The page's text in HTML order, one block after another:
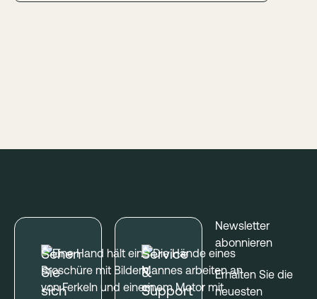
Sehen
Sie
sich
Service
&
Support
Newsletter
abonnieren
Erhalten Sie die
neuesten